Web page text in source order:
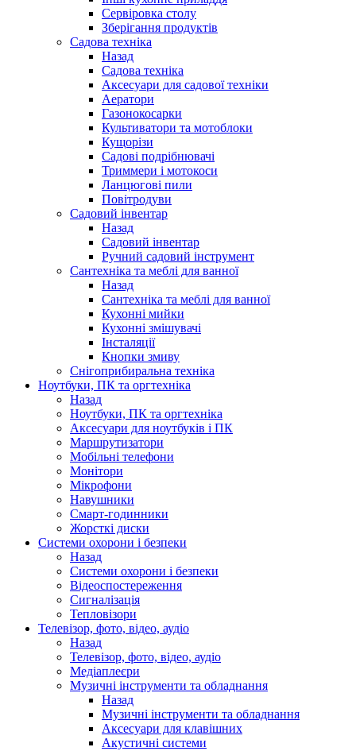
Сервіровка столу
Зберігання продуктів
Садова техніка
Назад
Садова техніка
Аксесуари для садової техніки
Аератори
Газонокосарки
Культиватори та мотоблоки
Кущорізи
Садові подрібнювачі
Триммери і мотокоси
Ланцюгові пили
Повітродуви
Садовий інвентар
Назад
Садовий інвентар
Ручний садовий інструмент
Сантехніка та меблі для ванної
Назад
Сантехніка та меблі для ванної
Кухонні мийки
Кухонні змішувачі
Інсталяції
Кнопки змиву
Снігоприбиральна техніка
Ноутбуки, ПК та оргтехніка
Назад
Ноутбуки, ПК та оргтехніка
Аксесуари для ноутбуків і ПК
Маршрутизатори
Мобільні телефони
Монітори
Мікрофони
Навушники
Смарт-годинники
Жорсткі диски
Системи охорони і безпеки
Назад
Системи охорони і безпеки
Відеоспостереження
Сигналізація
Тепловізори
Телевізор, фото, відео, аудіо
Назад
Телевізор, фото, відео, аудіо
Медіаплеєри
Музичні інструменти та обладнання
Назад
Музичні інструменти та обладнання
Аксесуари для клавішних
Акустичні системи